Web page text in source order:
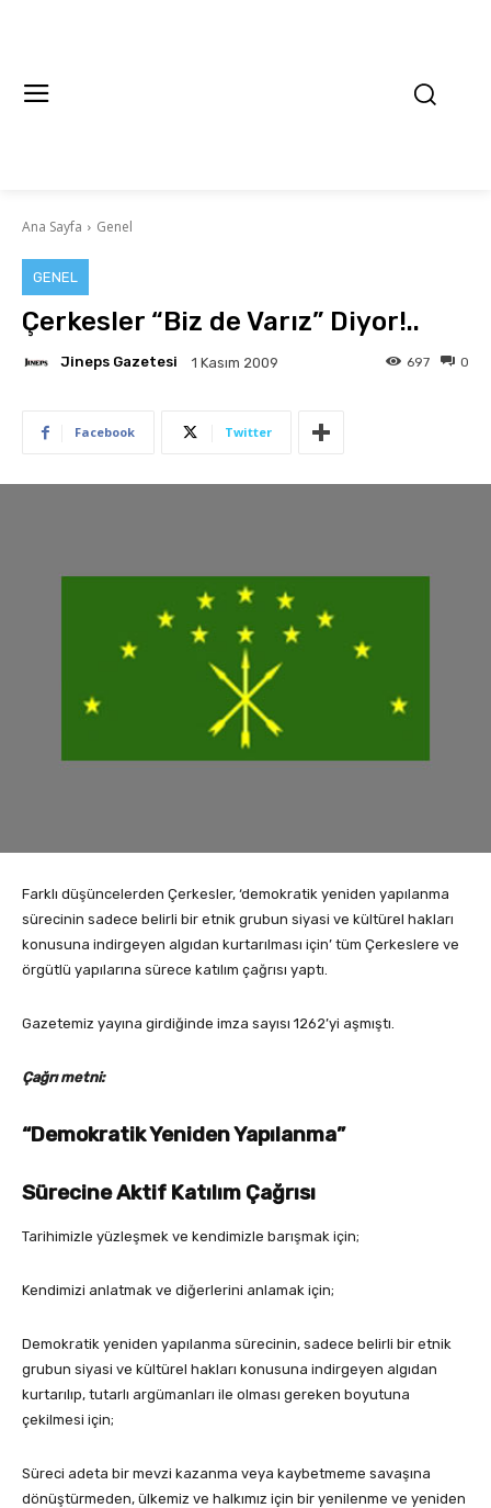
Ana Sayfa Genel
GENEL
Çerkesler “Biz de Varız” Diyor!..
Jineps Gazetesi 1 Kasım 2009 0
697
Facebook Twitter
Farklı düşüncelerden Çerkesler, ‘demokratik yeniden yapılanma
sürecinin sadece belirli bir etnik grubun siyasi ve kültürel hakları
konusuna indirgeyen algıdan kurtarılması için’ tüm Çerkeslere ve
örgütlü yapılarına sürece katılım çağrısı yaptı.
Gazetemiz yayına girdiğinde imza sayısı 1262’yi aşmıştı.
Çağrı metni:
“Demokratik Yeniden Yapılanma”
Sürecine Aktif Katılım Çağrısı
Tarihimizle yüzleşmek ve kendimizle barışmak için;
Kendimizi anlatmak ve diğerlerini anlamak için;
Demokratik yeniden yapılanma sürecinin, sadece belirli bir etnik
grubun siyasi ve kültürel hakları konusuna indirgeyen algıdan
kurtarılıp, tutarlı argümanları ile olması gereken boyutuna
çekilmesi için;
Süreci adeta bir mevzi kazanma veya kaybetmeme savaşına
dönüştürmeden, ülkemiz ve halkımız için bir yenilenme ve yeniden